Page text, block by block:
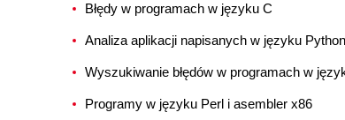
Błędy w programach w języku C
Analiza aplikacji napisanych w języku Python
Wyszukiwanie błędów w programach w
Programy w języku Perl i asembler x86